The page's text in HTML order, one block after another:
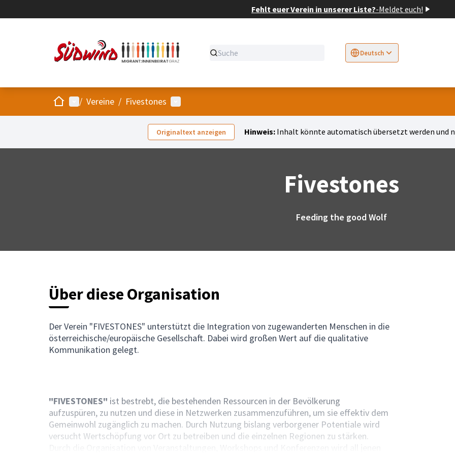
Fehlt euer Verein in unserer Liste?-Meldet euch!
Deutsch
Sprache wählen
StartHauptmenü
/ Vereine / Fivestones Benutzer-Menü
Originaltext anzeigen Hinweis: Inhalt könnte automatisch übersetzt werden und
Fivestones
Feeding the good Wolf
Über diese Organisation
Der Verein "FIVESTONES" unterstützt die Integration von zugewanderten Menschen in die
österreichische/europäische Gesellschaft. Dabei wird großen Wert auf die qualitative
Kommunikation gelegt.
"FIVESTONES" ist bestrebt, die bestehenden Ressourcen in der Bevölkerung
aufzuspüren, zu nutzen und diese in Netzwerken zusammenzuführen, um sie effektiv dem
Gemeinwohl zugänglich zu machen. Durch Nutzung bislang verborgener Potentiale wird
versucht Wertschöpfung vor Ort zu betreiben und die einzelnen Regionen zu stärken.